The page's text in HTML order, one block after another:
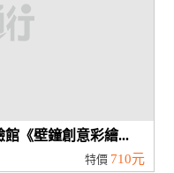
《壁鐘創意彩繪...
特價 710元